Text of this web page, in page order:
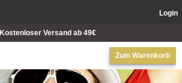
Login
Zum Warenkorb
Kostenloser Versand ab 49€